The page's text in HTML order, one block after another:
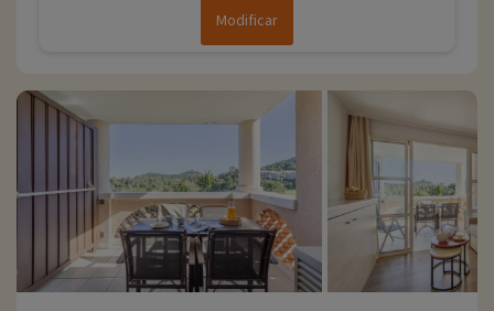
Modificar